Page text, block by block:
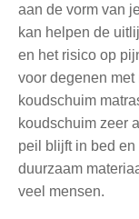
aan de vorm van
kan helpen de
en het risico op
voor degenen
koudschuim
koudschuim zeer
peil blijft in bed
duurzaam
veel mensen.